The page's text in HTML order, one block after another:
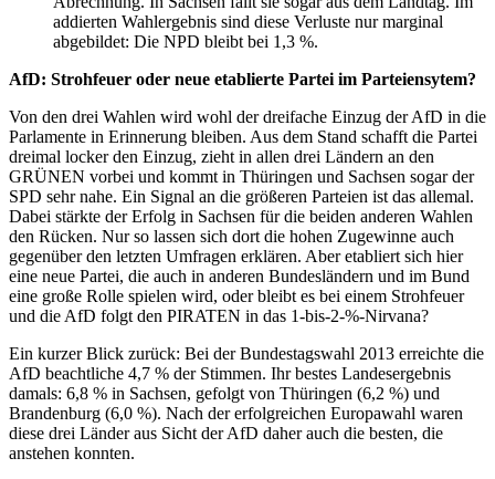
addierten Wahlergebnis sind diese Verluste nur marginal
abgebildet: Die NPD bleibt bei 1,3 %.
AfD: Strohfeuer oder neue etablierte Partei im Parteiensytem?
Von den drei Wahlen wird wohl der dreifache Einzug der AfD in die
Parlamente in Erinnerung bleiben. Aus dem Stand schafft die Partei
dreimal locker den Einzug, zieht in allen drei Ländern an den
GRÜNEN vorbei und kommt in Thüringen und Sachsen sogar der
SPD sehr nahe. Ein Signal an die größeren Parteien ist das allemal.
Dabei stärkte der Erfolg in Sachsen für die beiden anderen Wahlen
den Rücken. Nur so lassen sich dort die hohen Zugewinne auch
gegenüber den letzten Umfragen erklären. Aber etabliert sich hier
eine neue Partei, die auch in anderen Bundesländern und im Bund
eine große Rolle spielen wird, oder bleibt es bei einem Strohfeuer
und die AfD folgt den PIRATEN in das 1-bis-2-%-Nirvana?
Ein kurzer Blick zurück: Bei der Bundestagswahl 2013 erreichte die
AfD beachtliche 4,7 % der Stimmen. Ihr bestes Landesergebnis
damals: 6,8 % in Sachsen, gefolgt von Thüringen (6,2 %) und
Brandenburg (6,0 %). Nach der erfolgreichen Europawahl waren
diese drei Länder aus Sicht der AfD daher auch die besten, die
anstehen konnten.